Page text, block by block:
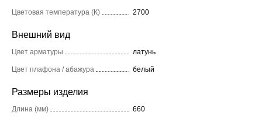
Цветовая температура (К) 2700
Внешний вид
Цвет арматуры латунь
Цвет плафона / абажура белый
Размеры изделия
Длина (мм) 660